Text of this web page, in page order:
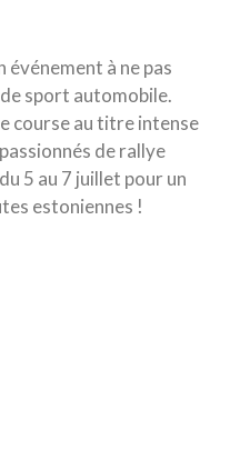
événement à ne pas
sport automobile.
course au titre intense
de rallye
5 au 7 juillet pour un
estoniennes !